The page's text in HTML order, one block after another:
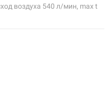
воздуха 540 л/мин, max t